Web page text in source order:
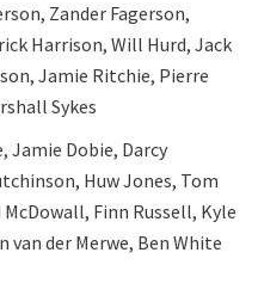
Zander Fagerson,
Harrison, Will Hurd, Jack
Jamie Ritchie, Pierre
Sykes
Jamie Dobie, Darcy
Huw Jones, Tom
Finn Russell, Kyle
van der Merwe, Ben White